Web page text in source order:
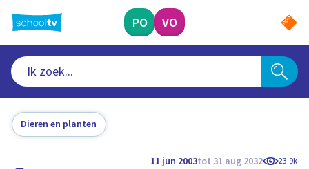
naar
hoofdinhoud
PO VO
Dieren en planten
11 jun 2003tot 31 aug 2032 23.9k